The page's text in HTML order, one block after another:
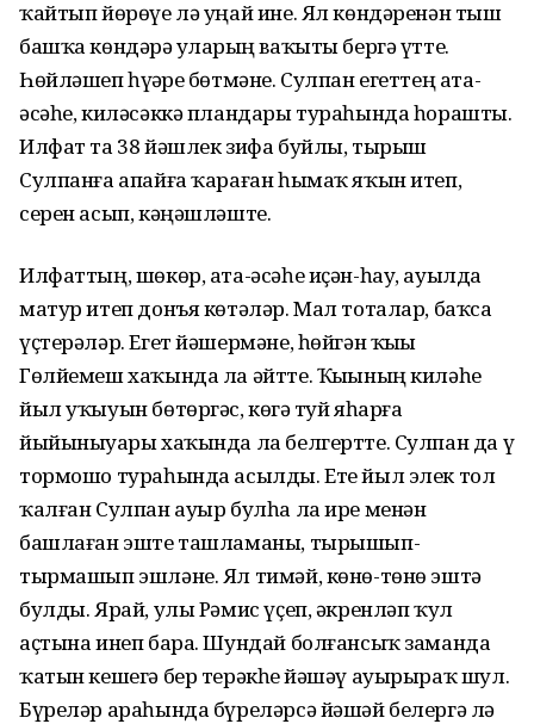
ҡайтып йөрөүе лә уңай ине. Ял көндәренән тыш
башҡа көндәрҙә уларҙың ваҡыты бергә үтте.
Һөйләшеп һүҙҙәре бөтмәне. Сулпан егеттең ата-
әсәһе, киләсәккә пландары тураһында һорашты.
Илфат та 38 йәшлек зифа буйлы, тырыш
Сулпанға апайға ҡараған һымаҡ яҡын итеп,
серен асып, кәңәшләште.
Илфаттың, шөкөр, ата-әсәһе иҫән-һау, ауылда
матур итеп донъя көтәләр. Мал тоталар, баҡса
үҫтерәләр. Егет йәшермәне, һөйгән ҡыҙы
Гөлйемеш хаҡында ла әйтте. Ҡыҙының киләһе
йыл уҡыуын бөтөргәс, көҙгә туй яһарға
йыйыныуҙары хаҡында ла белгертте. Сулпан да үҙ
тормошо тураһында асылды. Ете йыл элек тол
ҡалған Сулпан ауыр булһа ла ире менән
башлаған эште ташламаны, тырышып-
тырмашып эшләне. Ял тимәй, көнө-төнө эштә
булды. Ярай, улы Рәмис үҫеп, әкренләп ҡул
аҫтына инеп бара. Шундай болғансыҡ заманда
ҡатын кешегә бер терәкһеҙ йәшәү ауырыраҡ шул.
Бүреләр араһында бүреләрсә йәшәй белергә лә